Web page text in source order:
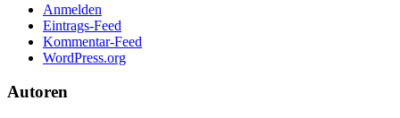
Anmelden
Eintrags-Feed
Kommentar-Feed
WordPress.org
Autoren